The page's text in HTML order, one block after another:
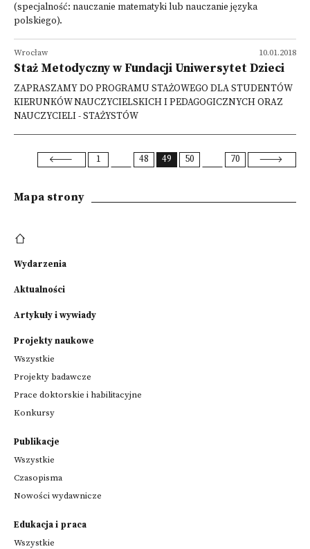
(specjalność: nauczanie matematyki lub nauczanie języka
polskiego).
10.01.2018
Wrocław
Staż Metodyczny w Fundacji Uniwersytet Dzieci
ZAPRASZAMY DO PROGRAMU STAŻOWEGO DLA STUDENTÓW
KIERUNKÓW NAUCZYCIELSKICH I PEDAGOGICZNYCH ORAZ
NAUCZYCIELI - STAŻYSTÓW
1 48 49 50 70
Mapa strony
Wydarzenia
Aktualności
Artykuły i wywiady
Projekty naukowe
Wszystkie
Projekty badawcze
Prace doktorskie i habilitacyjne
Konkursy
Publikacje
Wszystkie
Czasopisma
Nowości wydawnicze
Edukacja i praca
Wszystkie